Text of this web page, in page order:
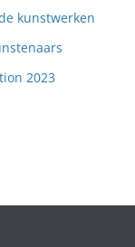
kunstwerken
2023